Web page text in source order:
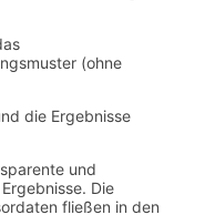
(ohne
die Ergebnisse
und
Die
fließen in den